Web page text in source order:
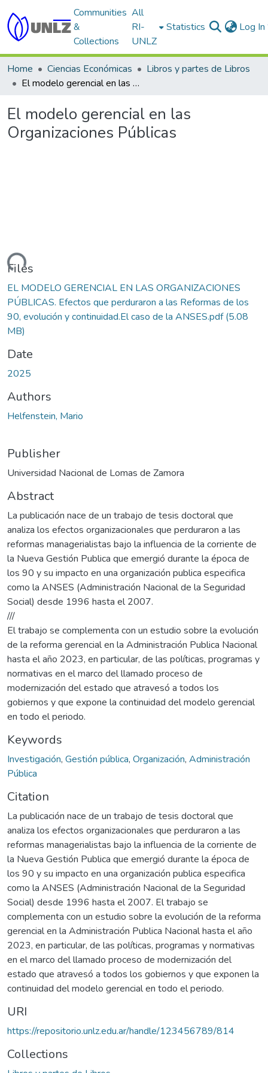
Communities
&
Collections
All
RI-
UNLZ
Statistics Log In
Home Ciencias Económicas
Libros y partes de Libros
El modelo gerencial en las Organizaciones Públicas
El modelo gerencial en las
Organizaciones Públicas
Files
EL MODELO GERENCIAL EN LAS ORGANIZACIONES
PÚBLICAS. Efectos que perduraron a las Reformas de los
90, evolución y continuidad.El caso de la ANSES.pdf(5.08
MB)
Date
2025
Authors
Helfenstein, Mario
Publisher
Universidad Nacional de Lomas de Zamora
Abstract
La publicación nace de un trabajo de tesis doctoral que
analiza los efectos organizacionales que perduraron a las
reformas managerialistas bajo la influencia de la corriente de
la Nueva Gestión Publica que emergió durante la época de
los 90 y su impacto en una organización publica especifica
como la ANSES (Administración Nacional de la Seguridad
Social) desde 1996 hasta el 2007.
///
El trabajo se complementa con un estudio sobre la evolución
de la reforma gerencial en la Administración Publica Nacional
hasta el año 2023, en particular, de las políticas, programas y
normativas en el marco del llamado proceso de
modernización del estado que atravesó a todos los
gobiernos y que expone la continuidad del modelo gerencial
en todo el periodo.
Keywords
Investigación, Gestión pública, Organización, Administración
Pública
Citation
La publicación nace de un trabajo de tesis doctoral que
analiza los efectos organizacionales que perduraron a las
reformas managerialistas bajo la influencia de la corriente de
la Nueva Gestión Publica que emergió durante la época de
los 90 y su impacto en una organización publica especifica
como la ANSES (Administración Nacional de la Seguridad
Social) desde 1996 hasta el 2007. El trabajo se
complementa con un estudio sobre la evolución de la reforma
gerencial en la Administración Publica Nacional hasta el año
2023, en particular, de las políticas, programas y normativas
en el marco del llamado proceso de modernización del
estado que atravesó a todos los gobiernos y que exponen la
continuidad del modelo gerencial en todo el periodo.
URI
https://repositorio.unlz.edu.ar/handle/123456789/814
Collections